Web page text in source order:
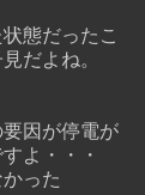
態だったこ
だよね。
因が停電が
よ・・・
った